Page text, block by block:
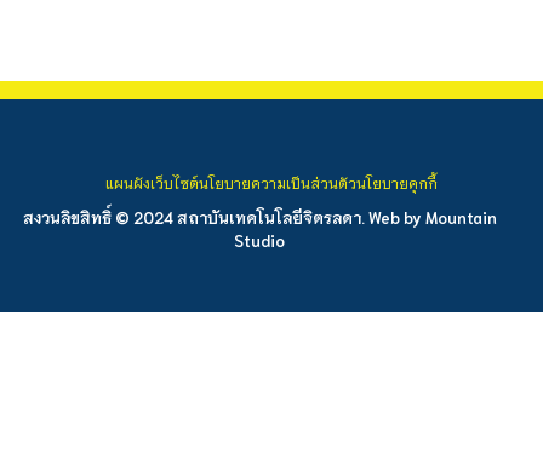
สงวนลิขสิทธิ์ © 2024 สถาบันเทคโนโลยีจิตรลดา. Web by Mountain
Studio
แผนผังเว็บไซต์นโยบายความเป็นส่วนตัวนโยบายคุกกี้